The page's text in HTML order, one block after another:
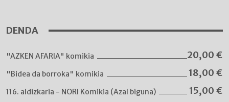
DENDA
"AZKEN AFARIA" komikia 20,00 €
"Bidea da borroka" komikia 18,00 €
116. aldizkaria - NORI Komikia (Azal biguna) 15,00 €